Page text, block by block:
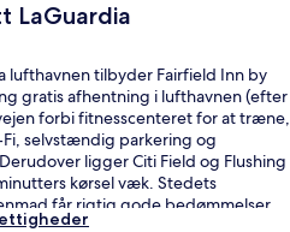
LaGuardia
lufthavnen tilbyder Fairfield Inn by
gratis afhentning i lufthavnen (efter
forbi fitnesscenteret for at træne,
selvstændig parkering og
ligger Citi Field og Flushing
kørsel væk. Stedets
får rigtig gode bedømmelser